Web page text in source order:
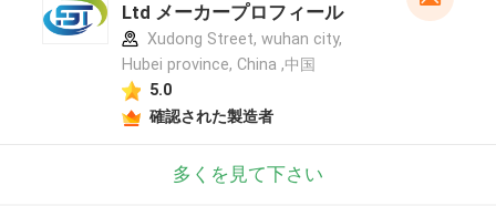
Ltd メーカープロフィール
Xudong Street, wuhan city,
Hubei province, China ,中国
5.0
確認された製造者
多くを見て下さい